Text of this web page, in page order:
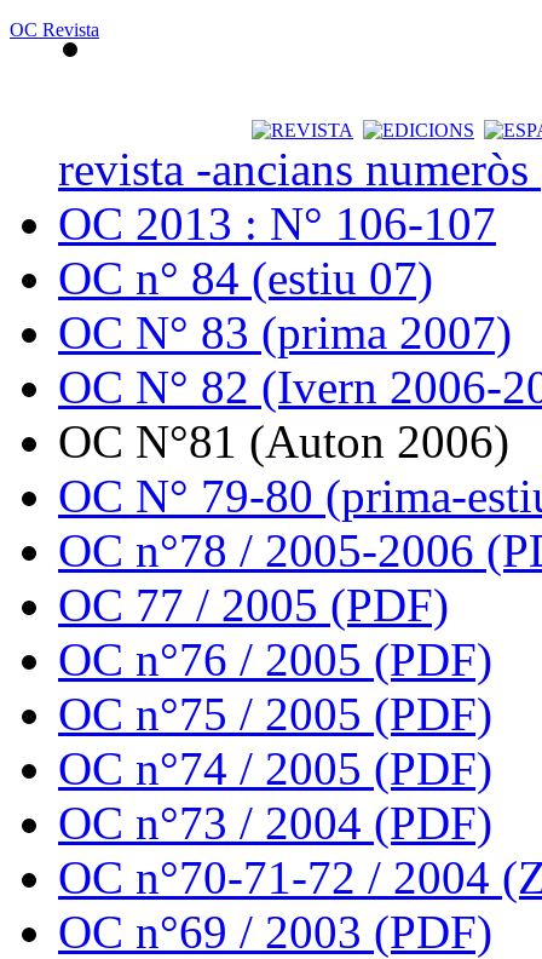
OC Revista
revista -ancians
OC 2013 : N° 106-107
OC n° 84 (estiu 07)
OC N° 83 (prima 2007)
OC N° 82 (Ivern 2006-
OC N°81 (Auton 2006)
OC N° 79-80 (prima-
OC n°78 / 2005-2006
OC 77 / 2005 (PDF)
OC n°76 / 2005 (PDF)
OC n°75 / 2005 (PDF)
OC n°74 / 2005 (PDF)
OC n°73 / 2004 (PDF)
OC n°70-71-72 / 2004
OC n°69 / 2003 (PDF)